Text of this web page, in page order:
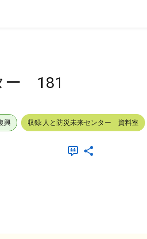
ー 181
興 収録:人と防災未来センター 資料室